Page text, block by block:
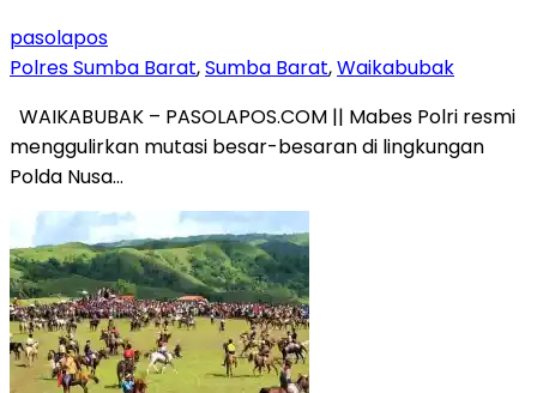
pasolapos
Polres Sumba Barat,Sumba Barat,Waikabubak
WAIKABUBAK – PASOLAPOS.COM || Mabes Polri resmi
menggulirkan mutasi besar-besaran di lingkungan
Polda Nusa…